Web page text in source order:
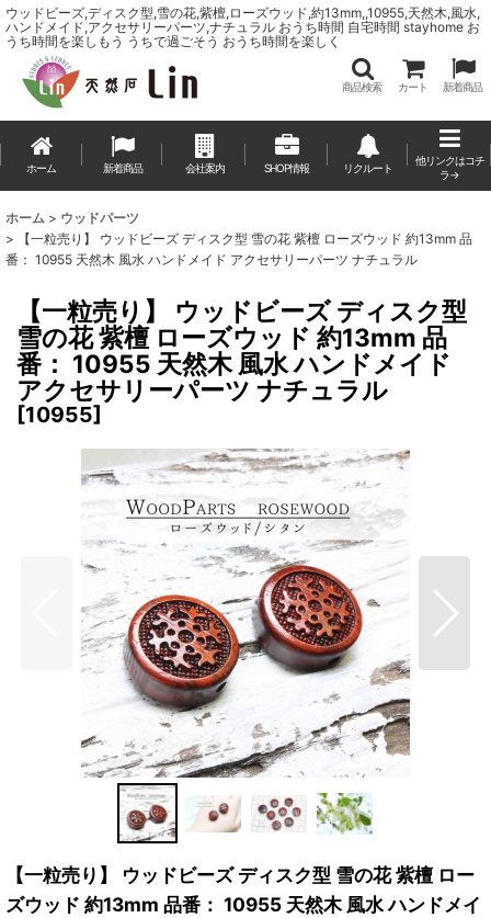
ウッドビーズ,ディスク型,雪の花,紫檀,ローズウッド,約13mm,,10955,天然木,風水,
ハンドメイド,アクセサリーパーツ,ナチュラル おうち時間 自宅時間 stayhome お
うち時間を楽しもう うちで過ごそう おうち時間を楽しく
商品検索 カート 新着商品
ホーム 新着商品 会社案内 SHOP情報 リクルート
他リンクはコチ
ラ→
ホーム > ウッドパーツ
>
【一粒売り】 ウッドビーズ ディスク型 雪の花 紫檀 ローズウッド 約13mm 品
番： 10955 天然木 風水 ハンドメイド アクセサリーパーツ ナチュラル
【一粒売り】 ウッドビーズ ディスク型
雪の花 紫檀 ローズウッド 約13mm 品
番： 10955 天然木 風水 ハンドメイド
アクセサリーパーツ ナチュラル
[10955]
【一粒売り】 ウッドビーズ ディスク型 雪の花 紫檀 ロー
ズウッド 約13mm 品番： 10955 天然木 風水 ハンドメイ